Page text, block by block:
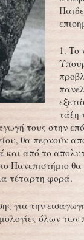
1. Το
τάξη
τους στην
θα περνούν
από το
Πανεπιστήμιο
τέταρτη φορά.
για την
όλων